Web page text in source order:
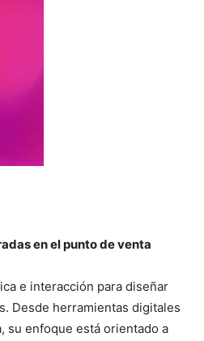
en el punto de venta
e interacción para diseñar
Desde herramientas digitales
su enfoque está orientado a